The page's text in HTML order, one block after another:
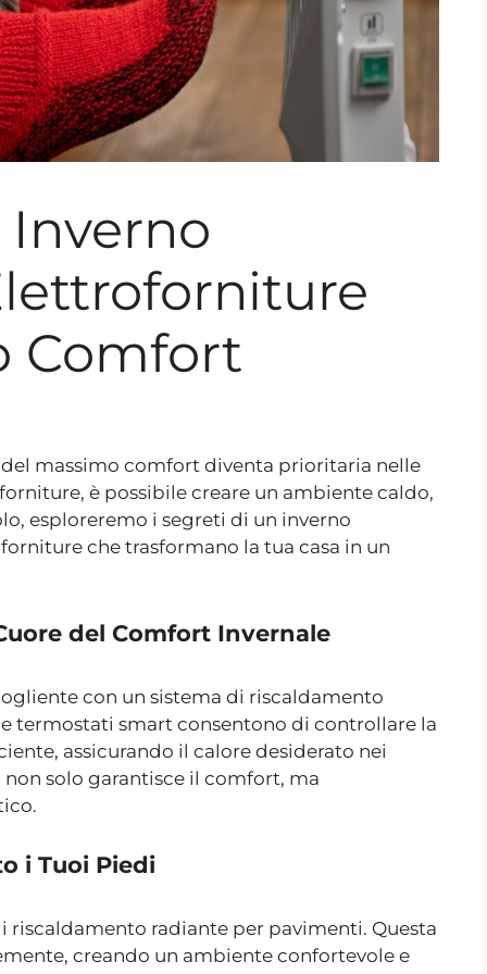
Comfort
del massimo comfort diventa prioritaria nelle
è possibile creare un ambiente caldo,
esploreremo i segreti di un inverno
che trasformano la tua casa in un
del Comfort Invernale
con un sistema di riscaldamento
termostati smart consentono di controllare la
assicurando il calore desiderato nei
solo garantisce il comfort, ma
i Tuoi Piedi
riscaldamento radiante per pavimenti. Questa
creando un ambiente confortevole e